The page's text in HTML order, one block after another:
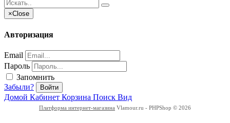
×Close
Авторизация
Email
Пароль
Запомнить
Забыли?
Войти
Домой Кабинет Корзина Поиск Вид
Платформа интернет-магазина Vlamour.ru - PHPShop © 2026